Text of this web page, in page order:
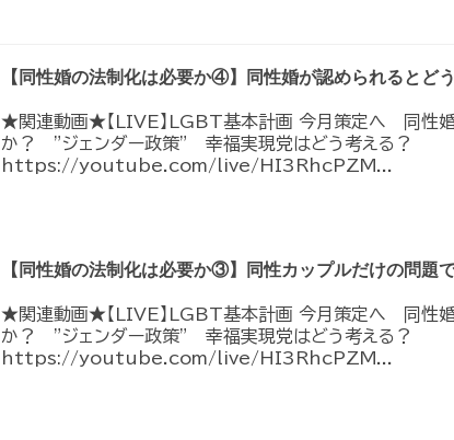
【同性婚の法制化は必要か④】同性婚が認められるとど
★関連動画★【LIVE】LGBT基本計画 今月策定へ 同性
か？ ”ジェンダー政策” 幸福実現党はどう考える？
https://youtube.com/live/HI3RhcPZM...
【同性婚の法制化は必要か③】同性カップルだけの問題
★関連動画★【LIVE】LGBT基本計画 今月策定へ 同性
か？ ”ジェンダー政策” 幸福実現党はどう考える？
https://youtube.com/live/HI3RhcPZM...